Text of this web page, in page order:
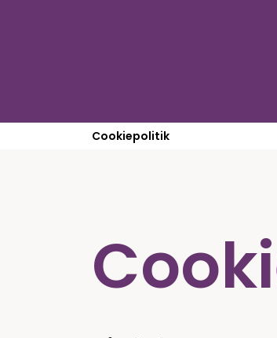
Cookiepolitik